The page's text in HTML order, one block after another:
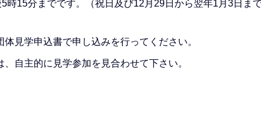
時15分までです。（祝日及び12月29日から翌年1月3日ま
見学申込書で申し込みを行ってください。
自主的に見学参加を見合わせて下さい。